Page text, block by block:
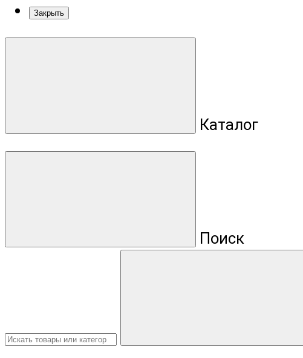
Закрыть
Каталог
Поиск